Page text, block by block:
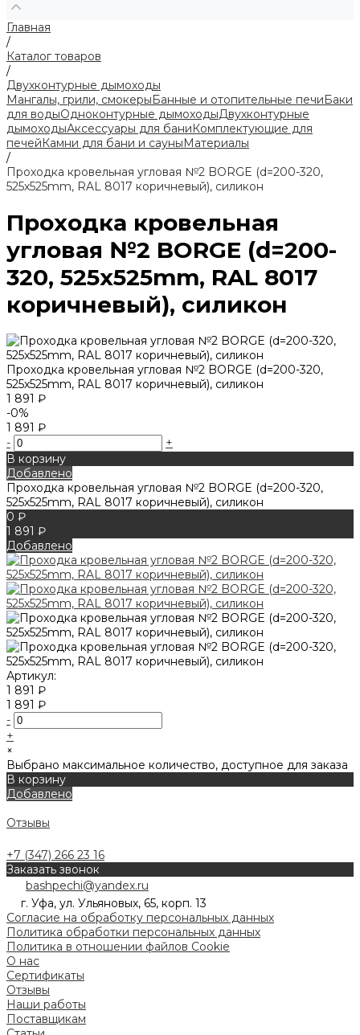
Главная
/
Каталог товаров
/
Двухконтурные дымоходы
Мангалы, грили, смокерыБанные и отопительные печиБаки
для водыОдноконтурные дымоходыДвухконтурные
дымоходыАксессуары для баниКомплектующие для
печейКамни для бани и сауныМатериалы
/
Проходка кровельная угловая №2 BORGE (d=200-320,
525х525mm, RAL 8017 коричневый), силикон
Проходка кровельная
угловая №2 BORGE (d=200-
320, 525х525mm, RAL 8017
коричневый), силикон
Проходка кровельная угловая №2 BORGE (d=200-320,
525х525mm, RAL 8017 коричневый), силикон
1 891 ₽
-0%
1 891 ₽
-
+
В корзину
Добавлено
Проходка кровельная угловая №2 BORGE (d=200-320,
525х525mm, RAL 8017 коричневый), силикон
0 ₽
1 891 ₽
Добавлено
Артикул:
1 891 ₽
1 891 ₽
-
+
×
Выбрано максимальное количество, доступное для заказа
В корзину
Добавлено
Отзывы
+7 (347) 266 23 16
Заказать звонок
bashpechi@yandex.ru
г. Уфа, ул. Ульяновых, 65, корп. 13
Согласие на обработку персональных данных
Политика обработки персональных данных
Политика в отношении файлов Cookie
О нас
Сертификаты
Отзывы
Наши работы
Поставщикам